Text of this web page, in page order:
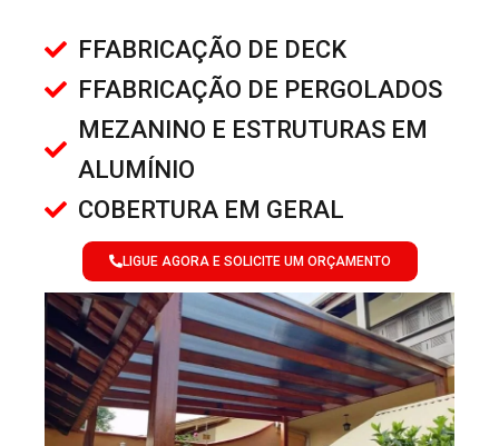
FFABRICAÇÃO DE DECK
FFABRICAÇÃO DE PERGOLADOS
MEZANINO E ESTRUTURAS EM
ALUMÍNIO
COBERTURA EM GERAL
LIGUE AGORA E SOLICITE UM ORÇAMENTO